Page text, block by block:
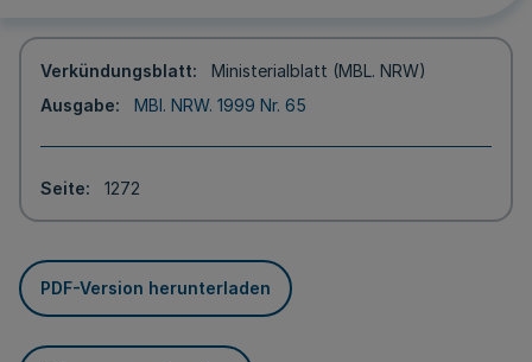
Verkündungsblatt
Ministerialblatt (MBL. NRW)
Ausgabe
MBl. NRW. 1999 Nr. 65
Seite 1272
PDF-Version herunterladen